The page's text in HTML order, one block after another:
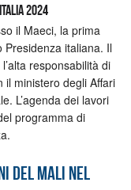
2024
il Maeci, la prima
Presidenza italiana. Il
responsabilità di
ministero degli Affari
L’agenda dei lavori
programma di
del Mali nel